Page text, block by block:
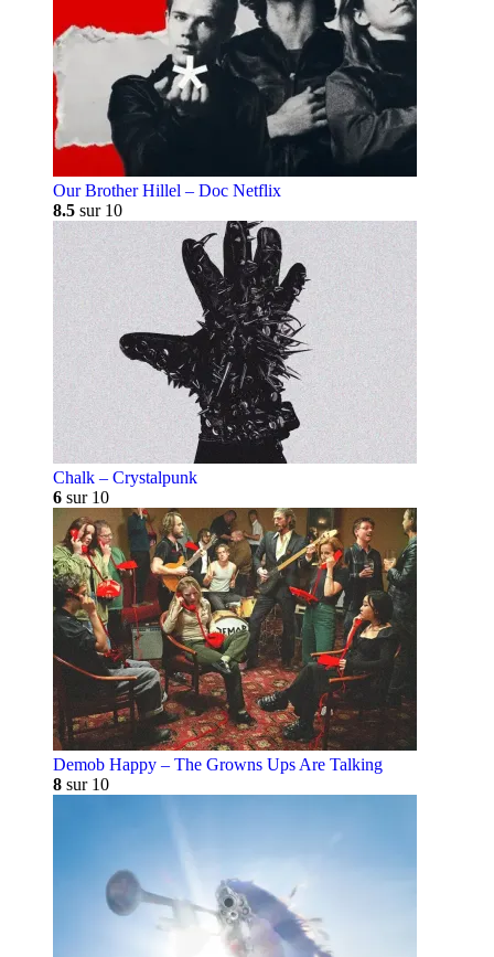
Our Brother Hillel – Doc Netflix
8.5 sur 10
Chalk – Crystalpunk
6 sur 10
Demob Happy – The Growns Ups Are Talking
8 sur 10